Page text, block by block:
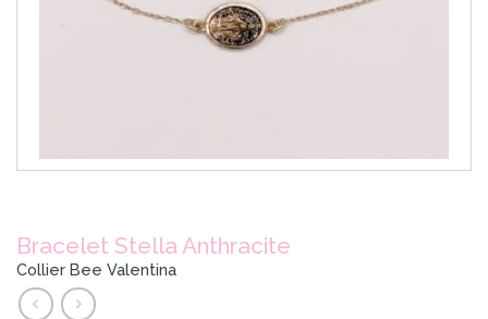
Bracelet Stella Anthracite
Collier Bee Valentina